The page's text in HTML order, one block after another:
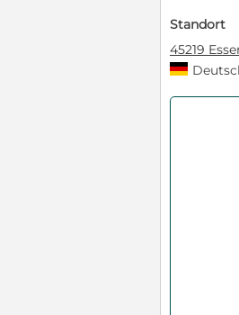
Standort
45219